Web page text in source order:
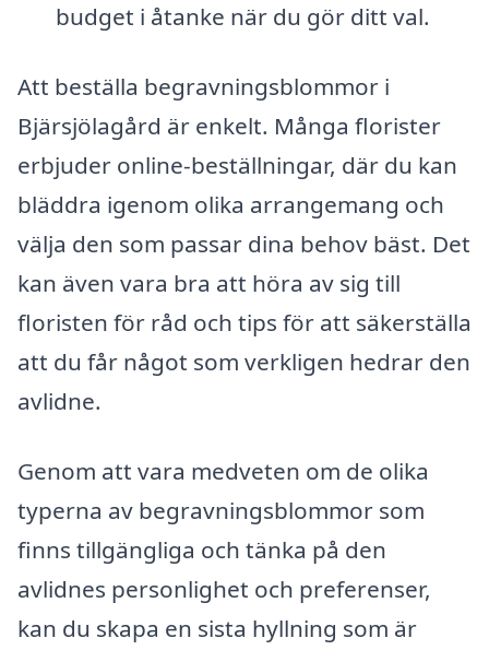
budget i åtanke när du gör ditt val.
Att beställa begravningsblommor i
Bjärsjölagård är enkelt. Många florister
erbjuder online-beställningar, där du kan
bläddra igenom olika arrangemang och
välja den som passar dina behov bäst. Det
kan även vara bra att höra av sig till
floristen för råd och tips för att säkerställa
att du får något som verkligen hedrar den
avlidne.
Genom att vara medveten om de olika
typerna av begravningsblommor som
finns tillgängliga och tänka på den
avlidnes personlighet och preferenser,
kan du skapa en sista hyllning som är